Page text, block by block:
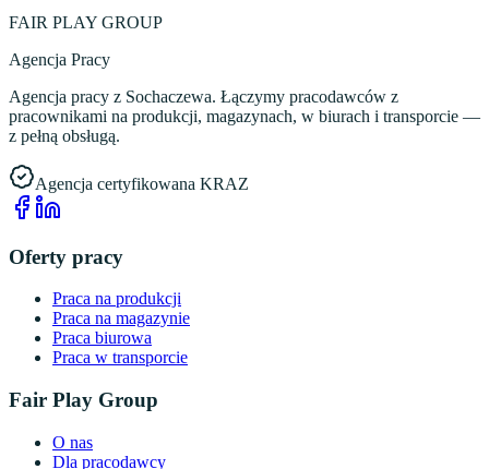
FAIR PLAY GROUP
Agencja Pracy
Agencja pracy z Sochaczewa. Łączymy pracodawców z
pracownikami na produkcji, magazynach, w biurach i transporcie —
z pełną obsługą.
Agencja certyfikowana KRAZ
Oferty pracy
Praca na produkcji
Praca na magazynie
Praca biurowa
Praca w transporcie
Fair Play Group
O nas
Dla pracodawcy